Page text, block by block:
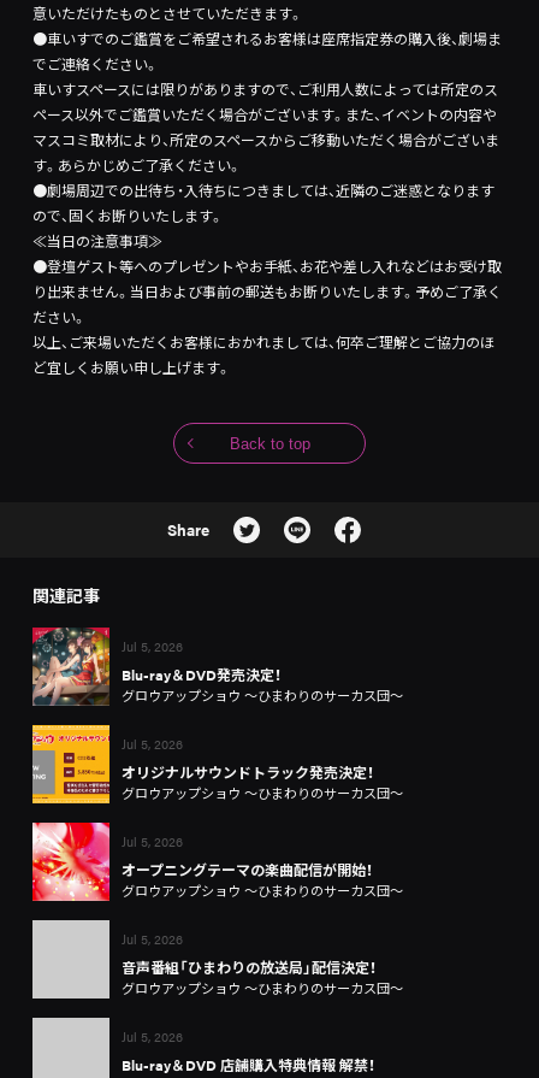
意いただけたものとさせていただきます。
●車いすでのご鑑賞をご希望されるお客様は座席指定券の購入後、劇場ま
でご連絡ください。
車いすスペースには限りがありますので、ご利用人数によっては所定のス
ペース以外でご鑑賞いただく場合がございます。また、イベントの内容や
マスコミ取材により、所定のスペースからご移動いただく場合がございま
す。あらかじめご了承ください。
●劇場周辺での出待ち・入待ちにつきましては、近隣のご迷惑となります
ので、固くお断りいたします。
≪当日の注意事項≫
●登壇ゲスト等へのプレゼントやお手紙、お花や差し入れなどはお受け取
り出来ません。当日および事前の郵送もお断りいたします。予めご了承く
ださい。
以上、ご来場いただくお客様におかれましては、何卒ご理解とご協力のほ
ど宜しくお願い申し上げます。
Back to top
Share
関連記事
Jul 5, 2026
Blu-ray＆DVD発売決定！
グロウアップショウ ～ひまわりのサーカス団～
Jul 5, 2026
オリジナルサウンドトラック発売決定！
グロウアップショウ ～ひまわりのサーカス団～
Jul 5, 2026
オープニングテーマの楽曲配信が開始！
グロウアップショウ ～ひまわりのサーカス団～
Jul 5, 2026
音声番組「ひまわりの放送局」配信決定！
グロウアップショウ ～ひまわりのサーカス団～
Jul 5, 2026
Blu-ray＆DVD 店舗購入特典情報 解禁！